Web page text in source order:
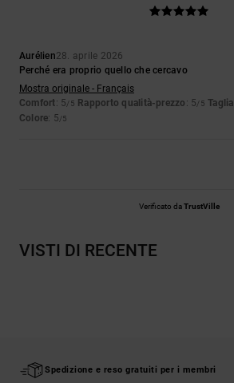
Aurélien28. aprile 2026
Perché era proprio quello che cercavo
Mostra originale - Français
Comfort: 5/5 Rapporto qualità-prezzo : 5/5 Taglia
Colore: 5/5
Verificato daTrustVille
VISTI DI RECENTE
Spedizione e reso gratuiti per i membri